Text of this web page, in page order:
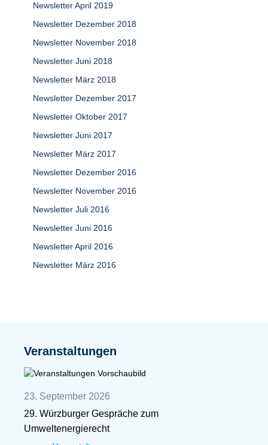
Newsletter April 2019
Newsletter Dezember 2018
Newsletter November 2018
Newsletter Juni 2018
Newsletter März 2018
Newsletter Dezember 2017
Newsletter Oktober 2017
Newsletter Juni 2017
Newsletter März 2017
Newsletter Dezember 2016
Newsletter November 2016
Newsletter Juli 2016
Newsletter Juni 2016
Newsletter April 2016
Newsletter März 2016
Veranstaltungen
23. September 2026
29. Würzburger Gespräche zum
Umweltenergierecht